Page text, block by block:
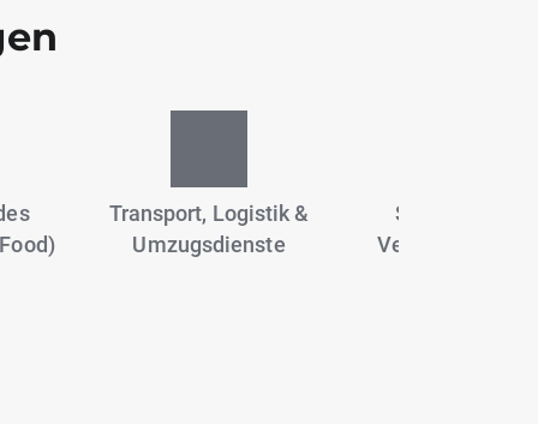
Transport, Logistik &
Umzugsdienste
Sportanlagen,
Vereine &